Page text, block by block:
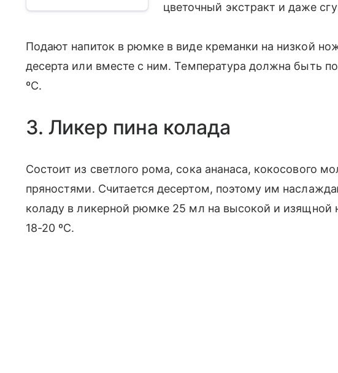
цветочный экстракт и даже
Подают напиток в рюмке в виде креманки на низкой
десерта или вместе с ним. Температура должна быть
ºC.
3. Ликер пина колада
Состоит из светлого рома, сока ананаса, кокосового
пряностями. Считается десертом, поэтому им
коладу в ликерной рюмке 25 мл на высокой и изящной
18-20 ºC.